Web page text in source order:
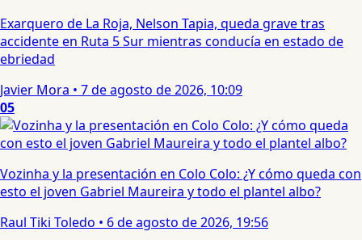
Exarquero de La Roja, Nelson Tapia, queda grave tras
accidente en Ruta 5 Sur mientras conducía en estado de
ebriedad
Javier Mora • 7 de agosto de 2026, 10:09
05
Vozinha y la presentación en Colo Colo: ¿Y cómo queda con
esto el joven Gabriel Maureira y todo el plantel albo?
Raul Tiki Toledo • 6 de agosto de 2026, 19:56